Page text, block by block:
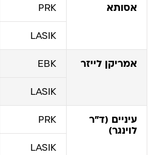
אסותא PRK
LASIK
אמריקן לייזר EBK
LASIK
עיניים (ד”ר
לוינגר)
PRK
LASIK